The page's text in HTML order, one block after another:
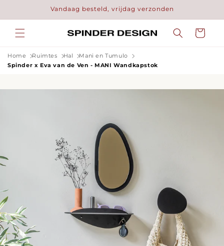
content
Vandaag besteld, vrijdag verzonden
Home Ruimtes Hal
Mani en Tumulo
Spinder x Eva van de Ven - MANI Wandkapstok